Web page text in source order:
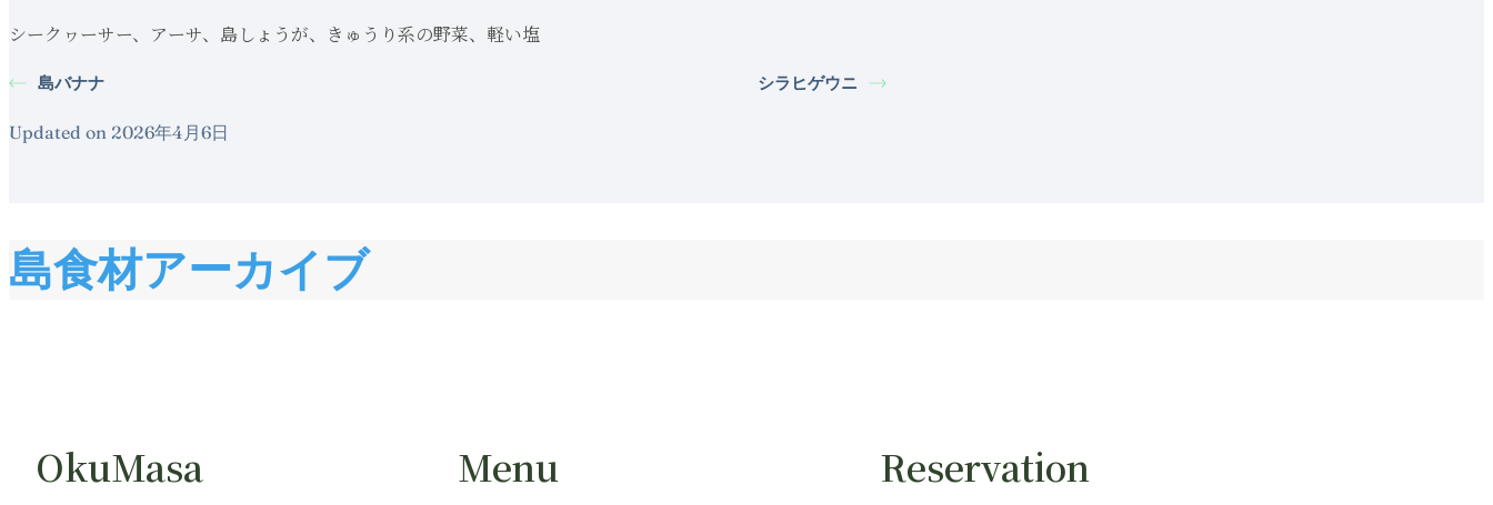
シークヮーサー、アーサ、島しょうが、きゅうり系の野菜、軽い塩
島バナナ シラヒゲウニ
Updated on 2026年4月6日
島食材アーカイブ
OkuMasa Menu Reservation